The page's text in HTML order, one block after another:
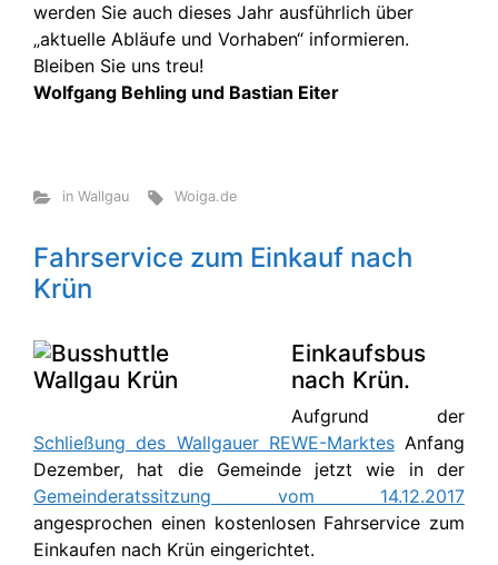
werden Sie auch dieses Jahr ausführlich über
„aktuelle Abläufe und Vorhaben“ informieren.
Bleiben Sie uns treu!
Wolfgang Behling und Bastian Eiter
in Wallgau Woiga.de
Fahrservice zum Einkauf nach
Krün
Einkaufsbus
nach Krün.
Aufgrund der
Schließung des Wallgauer REWE-MarktesAnfang
Dezember, hat die Gemeinde jetzt wie in der
Gemeinderatssitzung vom 14.12.2017
angesprochen einen kostenlosen Fahrservice zum
Einkaufen nach Krün eingerichtet.